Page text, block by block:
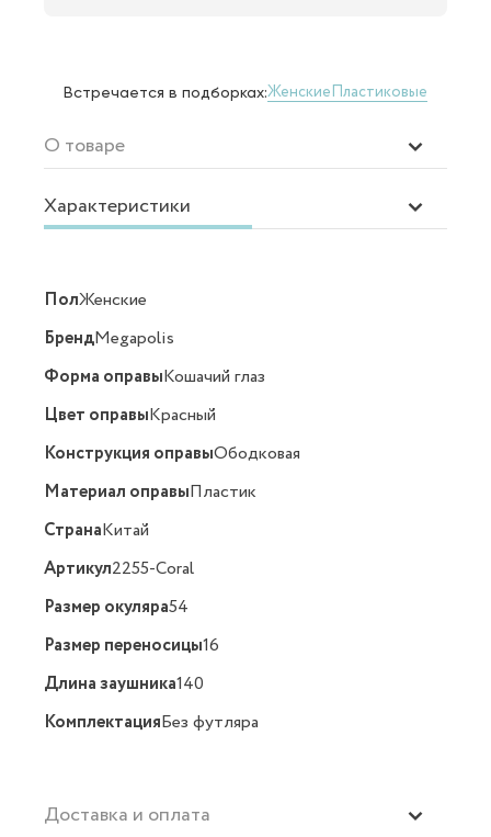
Встречается в подборках:ЖенскиеПластиковые
О товаре
Характеристики
ПолЖенские
БрендMegapolis
Форма оправыКошачий глаз
Цвет оправыКрасный
Конструкция оправыОбодковая
Материал оправыПластик
СтранаКитай
Артикул2255-Coral
Размер окуляра54
Размер переносицы16
Длина заушника140
КомплектацияБез футляра
Доставка и оплата